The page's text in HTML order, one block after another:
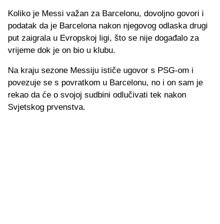
Koliko je Messi važan za Barcelonu, dovoljno govori i
podatak da je Barcelona nakon njegovog odlaska drugi
put zaigrala u Evropskoj ligi, što se nije događalo za
vrijeme dok je on bio u klubu.
Na kraju sezone Messiju ističe ugovor s PSG-om i
povezuje se s povratkom u Barcelonu, no i on sam je
rekao da će o svojoj sudbini odlučivati tek nakon
Svjetskog prvenstva.